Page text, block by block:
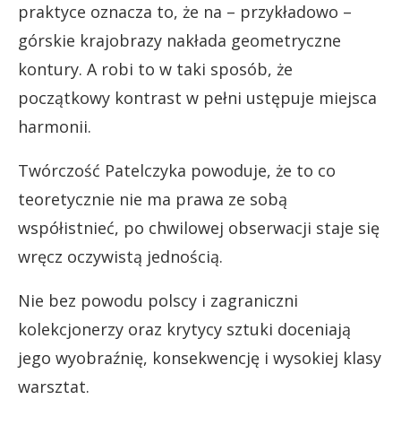
praktyce oznacza to, że na – przykładowo –
górskie krajobrazy nakłada geometryczne
kontury. A robi to w taki sposób, że
początkowy kontrast w pełni ustępuje miejsca
harmonii.
Twórczość Patelczyka powoduje, że to co
teoretycznie nie ma prawa ze sobą
współistnieć, po chwilowej obserwacji staje się
wręcz oczywistą jednością.
Nie bez powodu polscy i zagraniczni
kolekcjonerzy oraz krytycy sztuki doceniają
jego wyobraźnię, konsekwencję i wysokiej klasy
warsztat.